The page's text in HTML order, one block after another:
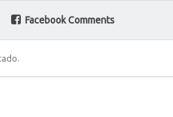
Facebook Comments